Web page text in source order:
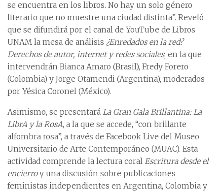
se encuentra en los libros. No hay un solo género
literario que no muestre una ciudad distinta”. Reveló
que se difundirá por el canal de YouTube de Libros
UNAM la mesa de análisis ¿Enredados en la red?
Derechos de autor, internet y redes sociales, en la que
intervendrán Bianca Amaro (Brasil), Fredy Forero
(Colombia) y Jorge Otamendi (Argentina), moderados
por Yésica Coronel (México).
Asimismo, se presentará La Gran Gala Brillantina: La
LibrA y la RosA, a la que se accede, “con brillante
alfombra rosa”, a través de Facebook Live del Museo
Universitario de Arte Contemporáneo (MUAC). Esta
actividad comprende la lectura coral Escritura desde el
encierroy una discusión sobre publicaciones
feministas independientes en Argentina, Colombia y